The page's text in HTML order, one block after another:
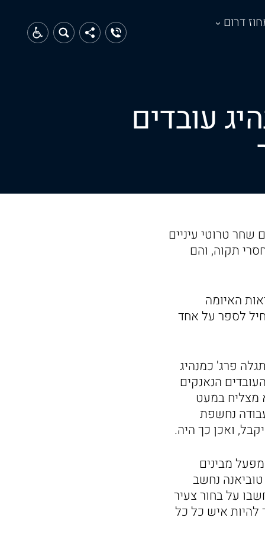
דרום
עובדים
שחר טרוטי עיניים
תקוה, והם
האיומה
לספר על אחד
פרג' כמנהיג
הנאנקים
מצליח במעט
נחשפת
ואכן כך היה.
מבינים
נחשב
על בחור צעיר
להיות איש כל כל